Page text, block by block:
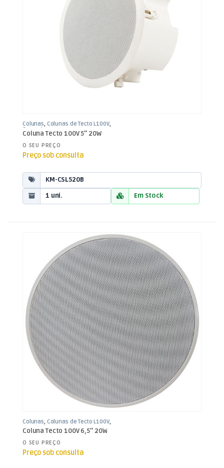
Colunas, Colunas de Tecto L100V,
Som e Luz
Coluna Tecto 100V 5″ 20W
O SEU PREÇO
Preço sob consulta
KM-CSL520B
1 uni.
Em Stock
Colunas Colunas de Tecto L100V,
Som e Luz
Coluna Tecto 100V 6,5″ 20W
O SEU PREÇO
Preço sob consulta